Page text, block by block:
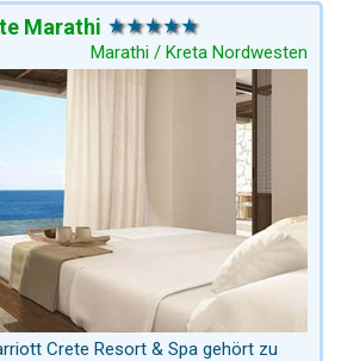
Marathi
Marathi / Kreta Nordwesten
Crete Resort & Spa gehört zu